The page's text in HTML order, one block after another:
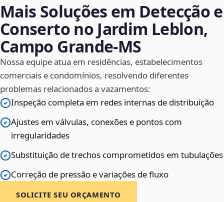
Mais Soluções em Detecção e
Conserto no Jardim Leblon,
Campo Grande‑MS
Nossa equipe atua em residências, estabelecimentos
comerciais e condomínios, resolvendo diferentes
problemas relacionados a vazamentos:
Inspeção completa em redes internas de distribuição
Ajustes em válvulas, conexões e pontos com
irregularidades
Substituição de trechos comprometidos em tubulações
Correção de pressão e variações de fluxo
SOLICITE SEU ORÇAMENTO